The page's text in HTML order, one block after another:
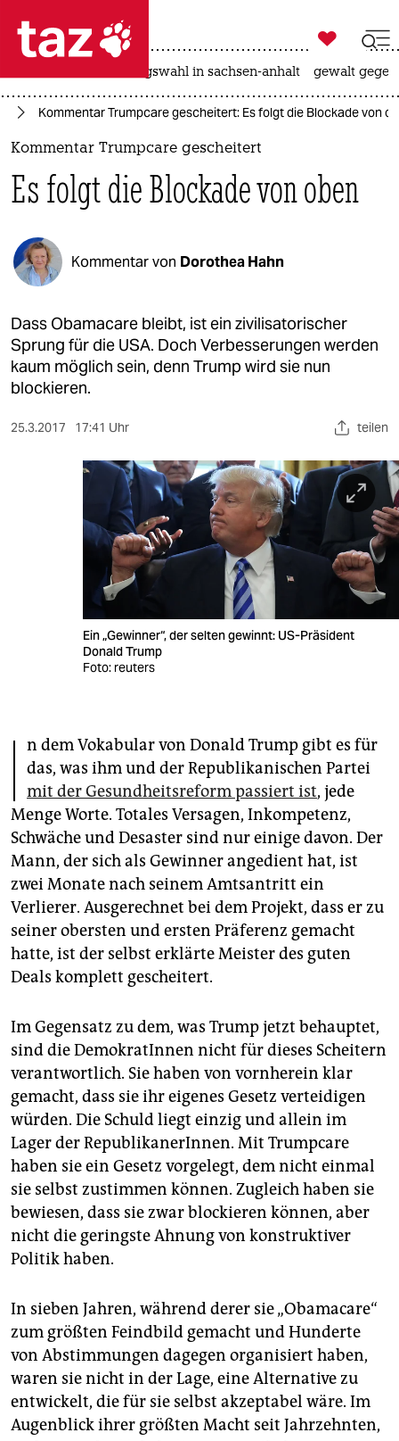
 taz zahl ich
taz zahl ich
politik
öko
gesellschaft
kultur
sport
veranstaltungen
fragen & hilfe
genossenschaft
epaper login

taz zahl ich
landtagswahl in sachsen-anhalt gewalt
Kommentar Trumpcare gescheitert: Es folgt die Blockade von
Kommentar Trumpcare gescheitert
Es folgt die Blockade von oben
Kommentar von Dorothea Hahn
Dass Obamacare bleibt, ist ein zivilisatorischer
Sprung für die USA. Doch Verbesserungen werden
kaum möglich sein, denn Trump wird sie nun
blockieren.
25.3.2017 17:41 Uhr teilen
Ein „Gewinner“, der selten gewinnt: US-Präsident
Donald Trump
Foto: reuters
I n dem Vokabular von Donald Trump gibt es für
das, was ihm und der Republikanischen Partei
mit der Gesundheitsreform passiert ist, jede
Menge Worte. Totales Versagen, Inkompetenz,
Schwäche und Desaster sind nur einige davon. Der
Mann, der sich als Gewinner angedient hat, ist
zwei Monate nach seinem Amtsantritt ein
Verlierer. Ausgerechnet bei dem Projekt, dass er zu
seiner obersten und ersten Präferenz gemacht
hatte, ist der selbst erklärte Meister des guten
Deals komplett gescheitert.
Im Gegensatz zu dem, was Trump jetzt behauptet,
sind die DemokratInnen nicht für dieses Scheitern
verantwortlich. Sie haben von vornherein klar
gemacht, dass sie ihr eigenes Gesetz verteidigen
würden. Die Schuld liegt einzig und allein im
Lager der RepublikanerInnen. Mit Trumpcare
haben sie ein Gesetz vorgelegt, dem nicht einmal
sie selbst zustimmen können. Zugleich haben sie
bewiesen, dass sie zwar blockieren können, aber
nicht die geringste Ahnung von konstruktiver
Politik haben.
In sieben Jahren, während derer sie „Obamacare“
zum größten Feindbild gemacht und Hunderte
von Abstimmungen dagegen organisiert haben,
waren sie nicht in der Lage, eine Alternative zu
entwickelt, die für sie selbst akzeptabel wäre. Im
Augenblick ihrer größten Macht seit Jahrzehnten,